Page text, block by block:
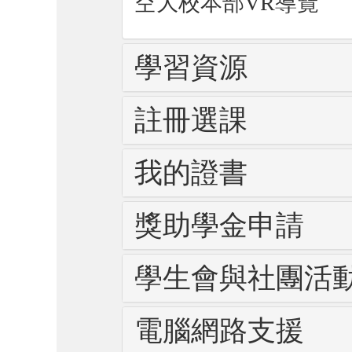
學習資源
註冊選課
我的證書
獎助學金申請
學生會與社團活
電腦網路支援